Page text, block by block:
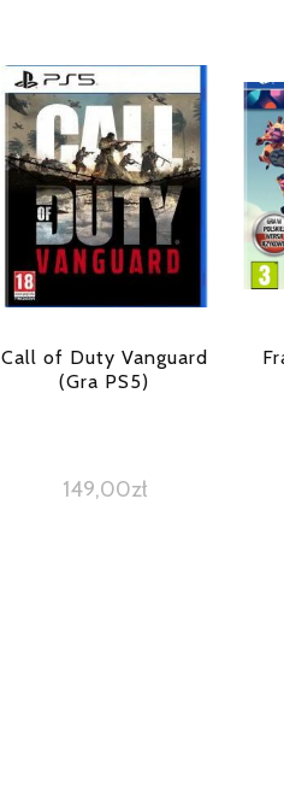
Call of Duty Vanguard
(Gra PS5)
149,00zł